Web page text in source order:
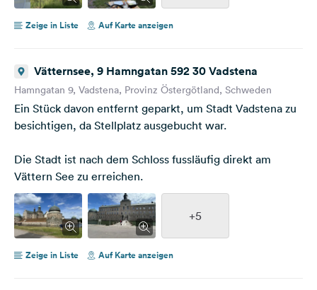
Zeige in Liste Auf Karte anzeigen
Vätternsee, 9 Hamngatan 592 30 Vadstena
Hamngatan 9, Vadstena, Provinz Östergötland, Schweden
Ein Stück davon entfernt geparkt, um Stadt Vadstena zu
besichtigen, da Stellplatz ausgebucht war.
Die Stadt ist nach dem Schloss fussläufig direkt am
Vättern See zu erreichen.
+5
Zeige in Liste Auf Karte anzeigen